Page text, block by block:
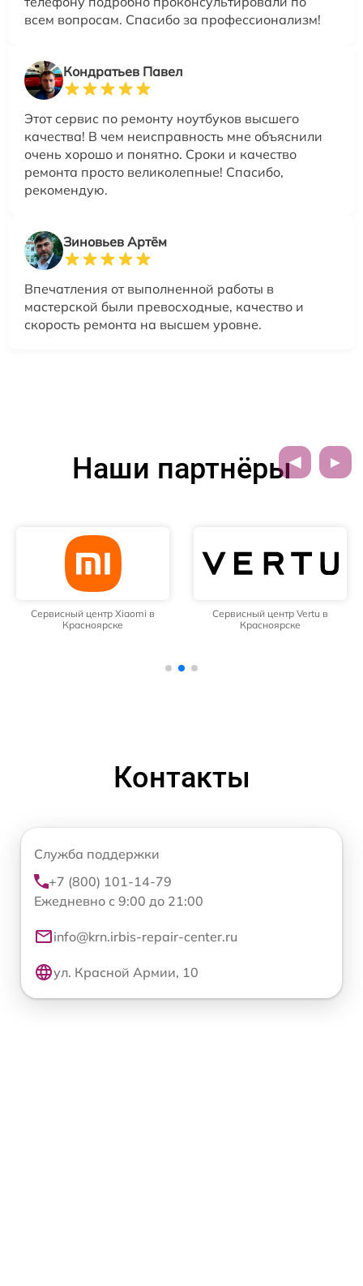
всем вопросам. Спасибо за профессионализм!
Кондратьев Павел
Этот сервис по ремонту ноутбуков высшего
качества! В чем неисправность мне объяснили
очень хорошо и понятно. Сроки и качество
ремонта просто великолепные! Спасибо,
рекомендую.
Зиновьев Артём
Впечатления от выполненной работы в
мастерской были превосходные, качество и
скорость ремонта на высшем уровне.
Наши партнёры
Сервисный центр Xiaomi в
Красноярске
Сервисный центр Vertu в
Красноярске
Контакты
Служба поддержки
+7 (800) 101-14-79
Ежедневно с 9:00 до 21:00
info@krn.irbis-repair-center.ru
ул. Красной Армии, 10